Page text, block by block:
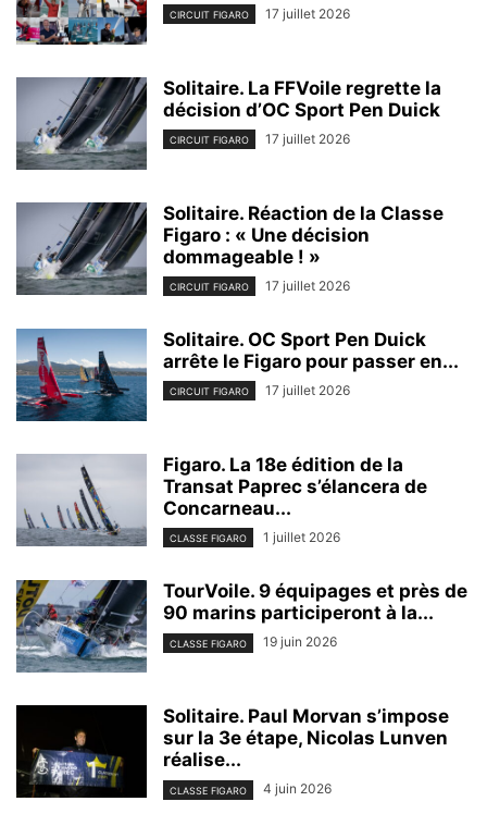
CIRCUIT FIGARO 17 juillet 2026
Solitaire. La FFVoile regrette la
décision d’OC Sport Pen Duick
CIRCUIT FIGARO 17 juillet 2026
Solitaire. Réaction de la Classe
Figaro : « Une décision
dommageable ! »
CIRCUIT FIGARO 17 juillet 2026
Solitaire. OC Sport Pen Duick
arrête le Figaro pour passer en...
CIRCUIT FIGARO 17 juillet 2026
Figaro. La 18e édition de la
Transat Paprec s’élancera de
Concarneau...
CLASSE FIGARO 1 juillet 2026
TourVoile. 9 équipages et près de
90 marins participeront à la...
CLASSE FIGARO 19 juin 2026
Solitaire. Paul Morvan s’impose
sur la 3e étape, Nicolas Lunven
réalise...
CLASSE FIGARO 4 juin 2026